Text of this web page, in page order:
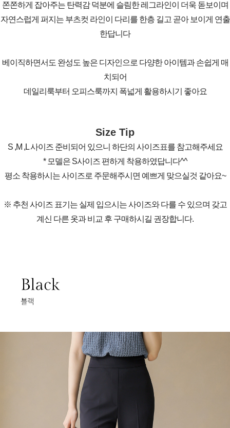
쫀쫀하게 잡아주는 탄력감 덕분에 슬림한 레그라인이 더욱 돋보이며
자연스럽게 퍼지는 부츠컷 라인이 다리를 한층 길고 곧아 보이게 연출
한답니다
베이직하면서도 완성도 높은 디자인으로 다양한 아이템과 손쉽게 매
치되어
데일리룩부터 오피스룩까지 폭넓게 활용하시기 좋아요
Size Tip
S ,M ,L 사이즈 준비되어 있으니 하단의 사이즈표를 참고해주세요
* 모델은 S사이즈 편하게 착용하였답니다^^
평소 착용하시는 사이즈로 주문해주시면 예쁘게 맞으실것 같아요~
※ 추천 사이즈 표기는 실제 입으시는 사이즈와 다를 수 있으며 갖고
계신 다른 옷과 비교 후 구매하시길 권장합니다.